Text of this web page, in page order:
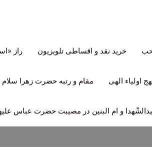
خرید نقد و اقساطی تلویزیون راز
اولیاء الهی مقام و رتبه حضرت زهرا سلام
و ام البنین در مصیبت حضرت عباس